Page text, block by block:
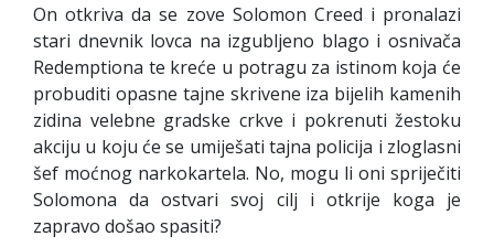
On otkriva da se zove Solomon Creed i pronalazi
stari dnevnik lovca na izgubljeno blago i osnivača
Redemptiona te kreće u potragu za istinom koja će
probuditi opasne tajne skrivene iza bijelih kamenih
zidina velebne gradske crkve i pokrenuti žestoku
akciju u koju će se umiješati tajna policija i zloglasni
šef moćnog narkokartela. No, mogu li oni spriječiti
Solomona da ostvari svoj cilj i otkrije koga je
zapravo došao spasiti?